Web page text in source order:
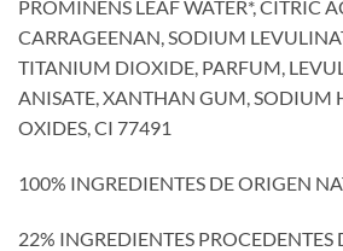
PROMINENS LEAF WATER*, CITRIC
CARRAGEENAN, SODIUM
TITANIUM DIOXIDE, PARFUM,
ANISATE, XANTHAN GUM, SODIUM
OXIDES, CI 77491
100% INGREDIENTES DE ORIGEN
22% INGREDIENTES PROCEDENTES